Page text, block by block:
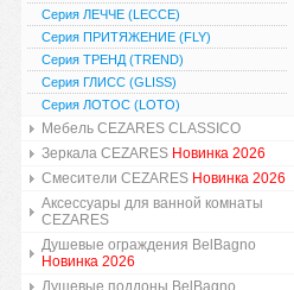
Серия ЛЕЧЧЕ (LECCE)
Серия ПРИТЯЖЕНИЕ (FLY)
Серия ТРЕНД (TREND)
Серия ГЛИСС (GLISS)
Серия ЛОТОС (LOTO)
Мебель CEZARES CLASSICO
Зеркала CEZARES Новинка 2026
Смесители CEZARES Новинка 2026
Аксессуары для ванной комнаты
CEZARES
Душевые ограждения BelBagno
Новинка 2026
Душевые поддоны BelBagno